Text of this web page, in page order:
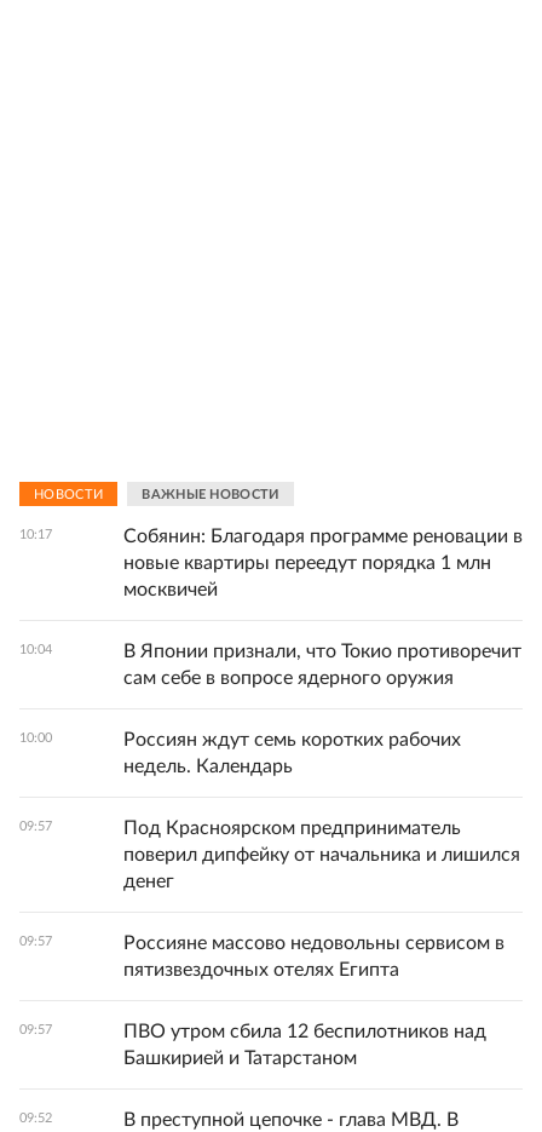
НОВОСТИ ВАЖНЫЕ НОВОСТИ
10:17
Собянин: Благодаря программе реновации в
новые квартиры переедут порядка 1 млн
москвичей
10:04
В Японии признали, что Токио противоречит
сам себе в вопросе ядерного оружия
10:00
Россиян ждут семь коротких рабочих
недель. Календарь
09:57
Под Красноярском предприниматель
поверил дипфейку от начальника и лишился
денег
09:57
Россияне массово недовольны сервисом в
пятизвездочных отелях Египта
09:57
ПВО утром сбила 12 беспилотников над
Башкирией и Татарстаном
09:52
В преступной цепочке - глава МВД. В